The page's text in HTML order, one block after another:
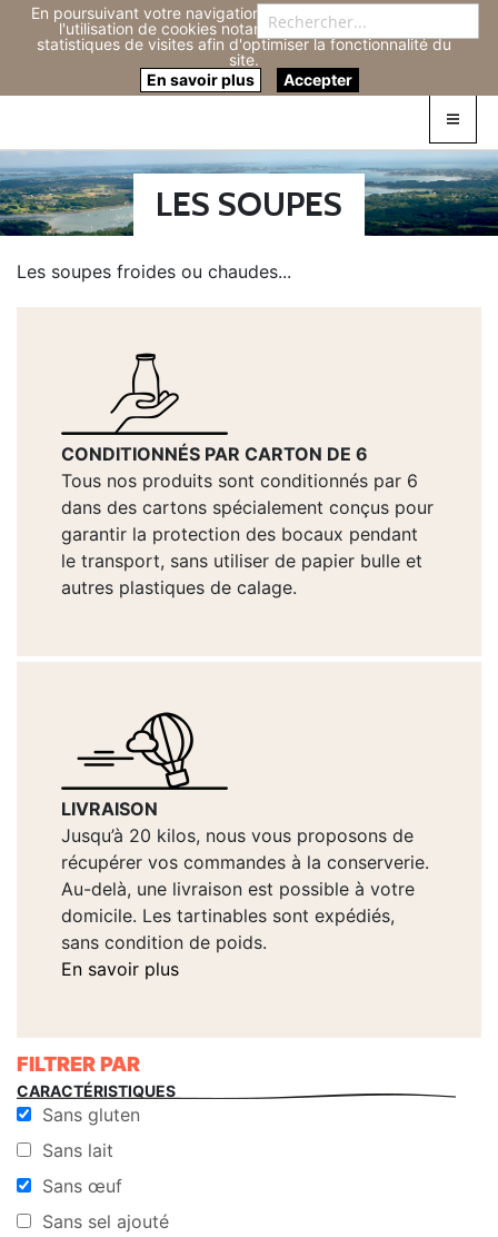
En poursuivant votre navigation sur ce site, vous acceptez
l'utilisation de cookies notamment pour réaliser des
statistiques de visites afin d'optimiser la fonctionnalité du
site.
En savoir plus
Accepter
Connexion
LES SOUPES
Les soupes froides ou chaudes...
CONDITIONNÉS PAR CARTON DE 6
Tous nos produits sont conditionnés par 6
dans des cartons spécialement conçus pour
garantir la protection des bocaux pendant
le transport, sans utiliser de papier bulle et
autres plastiques de calage.
LIVRAISON
Jusqu’à 20 kilos, nous vous proposons de
récupérer vos commandes à la conserverie.
Au-delà, une livraison est possible à votre
domicile. Les tartinables sont expédiés,
sans condition de poids.
En savoir plus
FILTRER PAR
CARACTÉRISTIQUES
Sans gluten
Sans lait
Sans œuf
Sans sel ajouté